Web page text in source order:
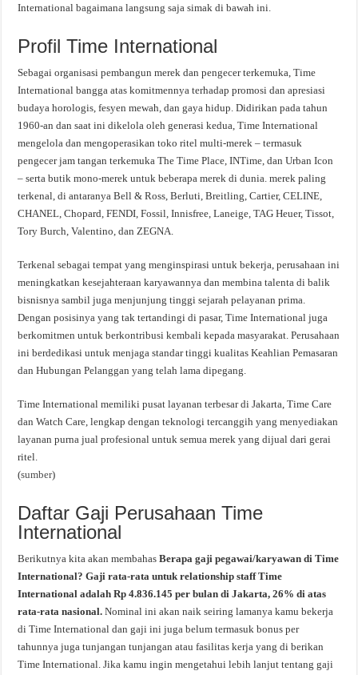
International bagaimana langsung saja simak di bawah ini.
Profil Time International
Sebagai organisasi pembangun merek dan pengecer terkemuka, Time
International bangga atas komitmennya terhadap promosi dan apresiasi
budaya horologis, fesyen mewah, dan gaya hidup. Didirikan pada tahun
1960-an dan saat ini dikelola oleh generasi kedua, Time International
mengelola dan mengoperasikan toko ritel multi-merek – termasuk
pengecer jam tangan terkemuka The Time Place, INTime, dan Urban Icon
– serta butik mono-merek untuk beberapa merek di dunia. merek paling
terkenal, di antaranya Bell & Ross, Berluti, Breitling, Cartier, CELINE,
CHANEL, Chopard, FENDI, Fossil, Innisfree, Laneige, TAG Heuer, Tissot,
Tory Burch, Valentino, dan ZEGNA.
Terkenal sebagai tempat yang menginspirasi untuk bekerja, perusahaan ini
meningkatkan kesejahteraan karyawannya dan membina talenta di balik
bisnisnya sambil juga menjunjung tinggi sejarah pelayanan prima.
Dengan posisinya yang tak tertandingi di pasar, Time International juga
berkomitmen untuk berkontribusi kembali kepada masyarakat. Perusahaan
ini berdedikasi untuk menjaga standar tinggi kualitas Keahlian Pemasaran
dan Hubungan Pelanggan yang telah lama dipegang.
Time International memiliki pusat layanan terbesar di Jakarta, Time Care
dan Watch Care, lengkap dengan teknologi tercanggih yang menyediakan
layanan purna jual profesional untuk semua merek yang dijual dari gerai
ritel.
(sumber)
Daftar Gaji Perusahaan Time
International
Berikutnya kita akan membahasBerapa gaji pegawai/karyawan di Time
International? Gaji rata-rata untuk relationship staff Time
International adalah Rp 4.836.145 per bulan di Jakarta, 26% di atas
rata-rata nasional.Nominal ini akan naik seiring lamanya kamu bekerja
di Time International dan gaji ini juga belum termasuk bonus per
tahunnya juga tunjangan tunjangan atau fasilitas kerja yang di berikan
Time International. Jika kamu ingin mengetahui lebih lanjut tentang gaji